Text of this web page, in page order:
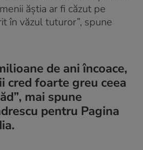
ăștia ar fi căzut pe
în văzul tuturor”, spune
de ani încoace,
cred foarte greu ceea
mai spune
pentru Pagina